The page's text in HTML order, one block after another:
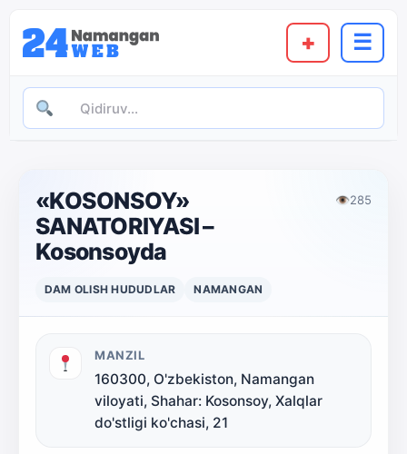
+ ☰
«KOSONSOY»
SANATORIYASI –
Kosonsoyda
👁285
DAM OLISH HUDUDLAR NAMANGAN
MANZIL
160300, O'zbekiston, Namangan
viloyati, Shahar: Kosonsoy, Xalqlar
do'stligi ko'chasi, 21